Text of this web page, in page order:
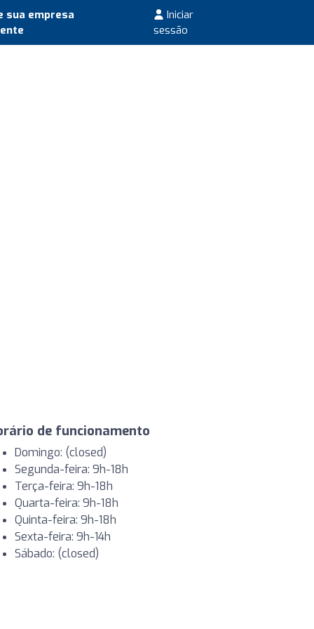
sua empresa
Iniciar
sessão
de funcionamento
Domingo: (closed)
Segunda-feira: 9h-18h
Terça-feira: 9h-18h
Quarta-feira: 9h-18h
Quinta-feira: 9h-18h
Sexta-feira: 9h-14h
Sábado: (closed)